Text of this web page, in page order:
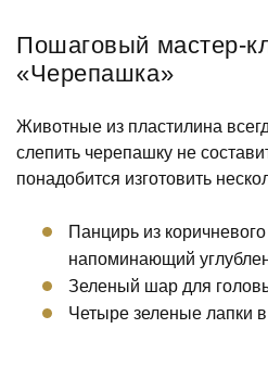
Пошаговый мастер-
«Черепашка»
Животные из пластилина
слепить черепашку не
понадобится изготовить
Панцирь из
напоминающий
Зеленый шар для
Четыре зеленые лапки